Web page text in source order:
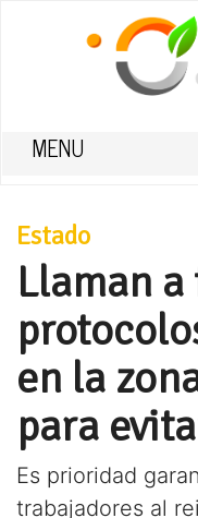
MENU
Estado
Llaman
en la
para
Es prioridad
trabajadores al